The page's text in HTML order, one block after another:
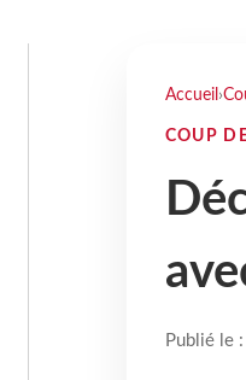
Accueil ›
COUP
Publié le